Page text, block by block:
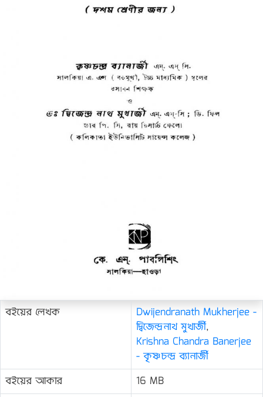
বইয়ের লেখক
Dwijendranath Mukherjee -
দ্বিজেন্দ্রনাথ মুখার্জী,
Krishna Chandra Banerjee
- কৃষ্ণচন্দ্র ব্যানার্জী
বইয়ের আকার
16 MB